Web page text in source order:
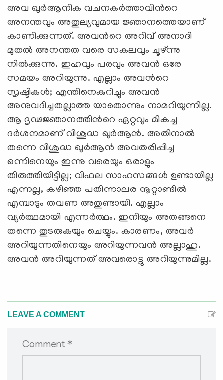
അവ ഖുര്‍ആനിക വചനകര്‍ത്താവിന്‍റെ
അനന്തവും അതുല്യവുമായ ജ്ഞാനത്തെയാണ്
കാണിക്കുന്നത്. അവന്‍റെ അറിവ് അനാദി
മുതല്‍ അനന്തത വരെ സകലവും ചൂഴ്ന്നു
നില്‍ക്കുന്നു. ഇഹവും പരവും അവന്‍ ഒരേ
സമയം അറിയുന്നു. എല്ലാം അവന്‍റെ
സൃഷ്ടികള്‍; എന്തിനെകുറിച്ചും അവന്‍
അനുവദിച്ചതല്ലാത്ത യാതൊന്നും നാമറിയുന്നില്ല.
ആ ദൃഢജ്ഞാനത്തിന്‍റെ ഏറ്റവും മികച്ച
ദര്‍ശനമാണ് വിശുദ്ധ ഖുര്‍ആന്‍. അതിനാല്‍
തന്നെ വിശുദ്ധ ഖുര്‍ആന്‍ അവതരിപ്പിച്ച
ഒന്നിനെയും ഇന്നു വരെയും ഒരാളും
തിരുത്തിയിട്ടില്ല; വിഫല സാഹസങ്ങള്‍ ഉണ്ടായില്ല
എന്നല്ല, കഴിഞ്ഞ പതിന്നാലര നൂറ്റാണ്ടില്‍
എമ്പാടും തവണ അതുണ്ടായി. എല്ലാം
വ്യര്‍ത്ഥമായി എന്നര്‍ത്ഥം. ഇനിയും അതങ്ങനെ
തന്നെ തുടരുകയും ചെയ്യും. കാരണം, അവര്‍
അറിയുന്നതിനെയും അറിയുന്നവന്‍ അല്ലാഹു.
അവന്‍ അറിയുന്നത് അവരൊട്ടു അറിയുന്നുമില്ല.
LEAVE A COMMENT
Comment *